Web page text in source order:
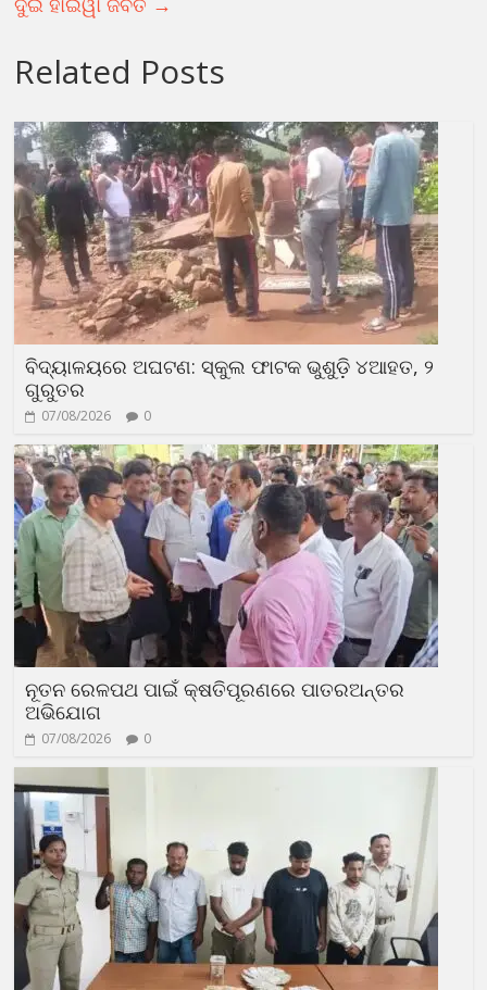
Related Posts
ବିଦ୍ୟାଳୟରେ ଅଘଟଣ: ସ୍କୁଲ ଫାଟକ ଭୁଶୁଡ଼ି ୪ଆହତ, ୨
ଗୁରୁତର
07/08/2026 0
ନୂତନ ରେଳପଥ ପାଇଁ କ୍ଷତିପୂରଣରେ ପାତରଅନ୍ତର
ଅଭିଯୋଗ
07/08/2026 0